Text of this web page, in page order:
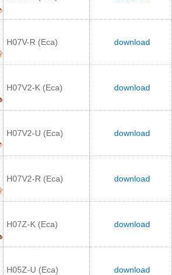
H07V-R (Eca) download
H07V2-K (Eca) download
H07V2-U (Eca) download
H07V2-R (Eca) download
H07Z-K (Eca) download
H05Z-U (Eca) download